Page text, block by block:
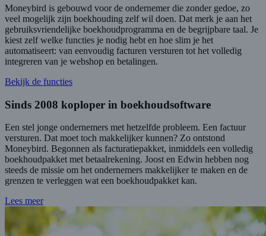
Moneybird is gebouwd voor de ondernemer die zonder gedoe, zo
veel mogelijk zijn boekhouding zelf wil doen. Dat merk je aan het
gebruiksvriendelijke boekhoudprogramma en de begrijpbare taal. Je
kiest zelf welke functies je nodig hebt en hoe slim je het
automatiseert: van eenvoudig facturen versturen tot het volledig
integreren van je webshop en betalingen.
Bekijk de functies
Sinds 2008 koploper in boekhoudsoftware
Een stel jonge ondernemers met hetzelfde probleem. Een factuur
versturen. Dat moet toch makkelijker kunnen? Zo ontstond
Moneybird. Begonnen als facturatiepakket, inmiddels een volledig
boekhoudpakket met betaalrekening. Joost en Edwin hebben nog
steeds de missie om het ondernemers makkelijker te maken en de
grenzen te verleggen wat een boekhoudpakket kan.
Lees meer